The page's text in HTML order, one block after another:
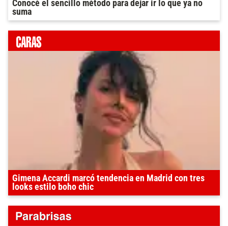
Conocé el sencillo método para dejar ir lo que ya no
suma
Gimena Accardi marcó tendencia en Madrid con tres
looks estilo boho chic